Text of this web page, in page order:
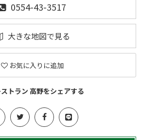
0554-43-3517
大きな地図で見る
お気に入りに追加
トラン 高野をシェアする